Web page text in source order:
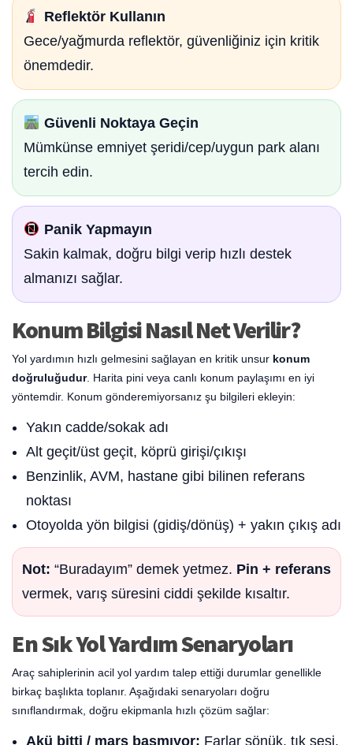
Reflektör Kullanın
Gece/yağmurda reflektör, güvenliğiniz için kritik
önemdedir.
Güvenli Noktaya Geçin
Mümkünse emniyet şeridi/cep/uygun park alanı
tercih edin.
Panik Yapmayın
Sakin kalmak, doğru bilgi verip hızlı destek
almanızı sağlar.
Konum Bilgisi Nasıl Net Verilir?
Yol yardımın hızlı gelmesini sağlayan en kritik unsur konum
doğruluğudur. Harita pini veya canlı konum paylaşımı en iyi
yöntemdir. Konum gönderemiyorsanız şu bilgileri ekleyin:
Yakın cadde/sokak adı
Alt geçit/üst geçit, köprü girişi/çıkışı
Benzinlik, AVM, hastane gibi bilinen referans
noktası
Otoyolda yön bilgisi (gidiş/dönüş) + yakın çıkış adı
Not: “Buradayım” demek yetmez. Pin + referans
vermek, varış süresini ciddi şekilde kısaltır.
En Sık Yol Yardım Senaryoları
Araç sahiplerinin acil yol yardım talep ettiği durumlar genellikle
birkaç başlıkta toplanır. Aşağıdaki senaryoları doğru
sınıflandırmak, doğru ekipmanla hızlı çözüm sağlar:
Akü bitti / marş basmıyor: Farlar sönük, tık sesi,